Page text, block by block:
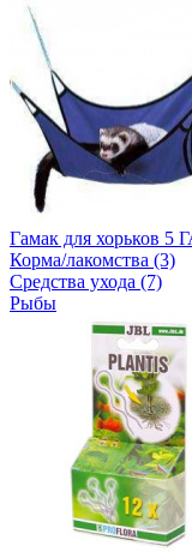
Гамак для хорьков
Корма/лакомства (3)
Средства ухода (7)
Рыбы